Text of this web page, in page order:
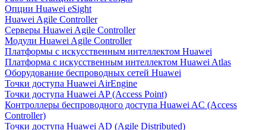
Опции Huawei eSight
Huawei Agile Controller
Серверы Huawei Agile Controller
Модули Huawei Agile Controller
Платформы с искусственным интеллектом Huawei
Платформа с искусственным интеллектом Huawei Atlas
Оборудование беспроводных сетей Huawei
Точки доступа Huawei AirEngine
Точки доступа Huawei AP (Access Point)
Контроллеры беспроводного доступа Huawei AC (Access
Controller)
Точки доступа Huawei AD (Agile Distributed)